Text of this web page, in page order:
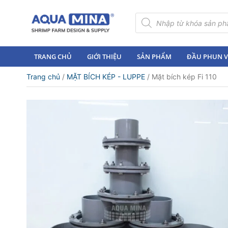
Tìm
kiếm
sản
TRANG CHỦ GIỚI THIỆU SẢN PHẨM ĐẦU PHUN
Trang chủ / MẶT BÍCH KÉP - LUPPE / Mặt bích kép Fi 110